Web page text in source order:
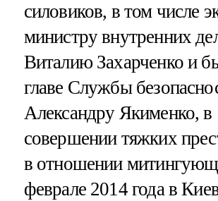
силовиков, в том числе
министру внутренних
Виталию Захарченко и
главе Службы
Александру Якименко, в
совершении тяжких
в отношении
феврале 2014 года в